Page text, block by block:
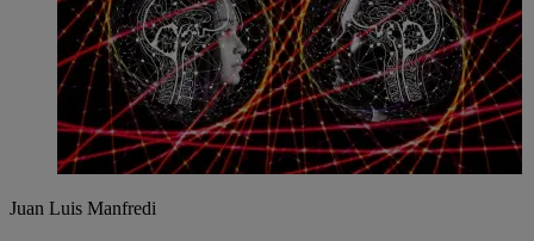
Juan Luis Manfredi